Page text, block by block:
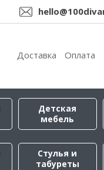
Доставка Оплата
Детская
мебель
Стулья и
табуреты